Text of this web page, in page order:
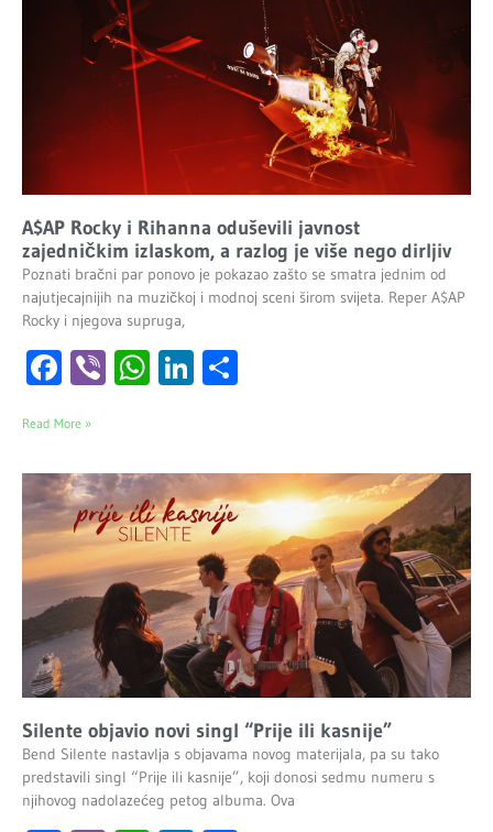
A$AP Rocky i Rihanna oduševili javnost
zajedničkim izlaskom, a razlog je više nego dirljiv
Poznati bračni par ponovo je pokazao zašto se smatra jednim od
najutjecajnijih na muzičkoj i modnoj sceni širom svijeta. Reper A$AP
Rocky i njegova supruga,
Facebook
ViberWhatsApp
LinkedIn
Read More »
Silente objavio novi singl “Prije ili kasnije”
Bend Silente nastavlja s objavama novog materijala, pa su tako
predstavili singl “Prije ili kasnije”, koji donosi sedmu numeru s
njihovog nadolazećeg petog albuma. Ova